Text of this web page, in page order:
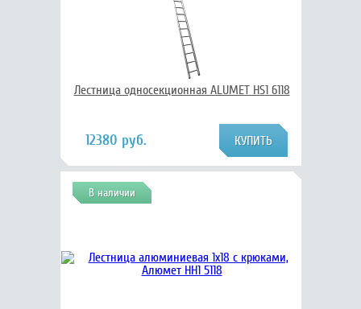
Лестница односекционная ALUMET HS1 6118
12380 руб.
В наличии